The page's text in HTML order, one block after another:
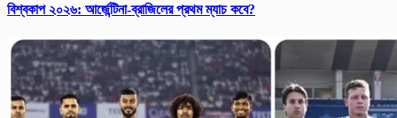
বিশ্ব‌কাপ ২০২৬: আর্জে‌ন্টিনা-ব্রাজিলের প্রথম ম্যাচ কবে?